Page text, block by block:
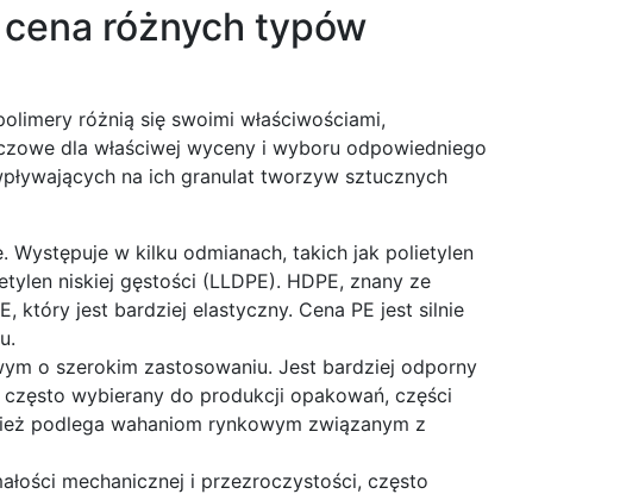
różnych typów
różnią się swoimi właściwościami,
dla właściwej wyceny i wyboru odpowiedniego
na ich granulat tworzyw sztucznych
Występuje w kilku odmianach, takich jak polietylen
niskiej gęstości (LLDPE). HDPE, znany ze
który jest bardziej elastyczny. Cena PE jest silnie
o szerokim zastosowaniu. Jest bardziej odporny
wybierany do produkcji opakowań, części
podlega wahaniom rynkowym związanym z
mechanicznej i przezroczystości, często